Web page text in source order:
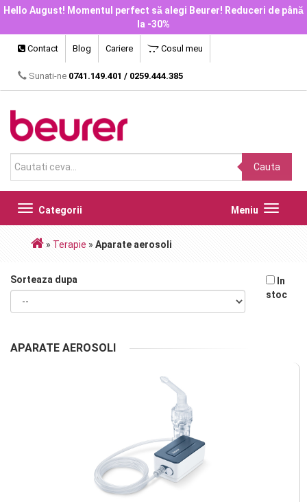
Hello August! Momentul perfect să alegi Beurer! Reduceri de până
la -30%
Contact Blog Cariere Cosul meu
Sunati-ne 0741.149.401 / 0259.444.385
Cauta
Categorii
Toggle
navigation
Meniu
Toggle
» Terapie » Aparate aerosoli
Sorteaza dupa
In
stoc
APARATE AEROSOLI